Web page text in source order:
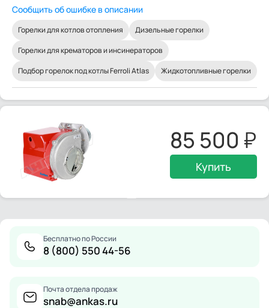
Сообщить об ошибке в описании
Горелки для котлов отопления
Дизельные горелки
Горелки для крематоров и инсинераторов
Подбор горелок под котлы Ferroli Atlas
Жидкотопливные горелки
85 500
Купить
Бесплатно по России
8 (800) 550 44-56
Почта отдела продаж
snab@ankas.ru